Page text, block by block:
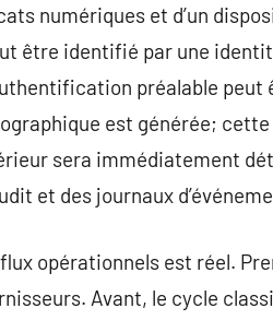
numériques et d’un
être identifié par une
préalable peut
est générée;
sera immédiatement
et des journaux
opérationnels est réel.
Avant, le cycle